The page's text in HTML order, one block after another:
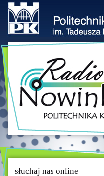
słuchaj nas online